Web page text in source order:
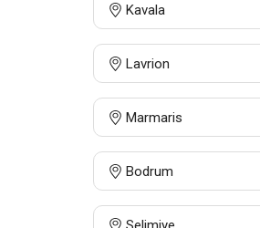
Kavala
Lavrion
Marmaris
Bodrum